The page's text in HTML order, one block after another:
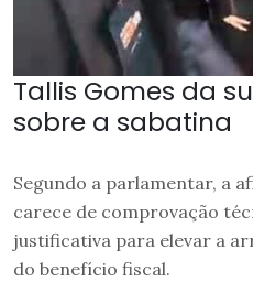
Tallis Gomes da
sobre a sabatina
Segundo a parlamentar, a
carece de comprovação
justificativa para elevar a
do benefício fiscal.